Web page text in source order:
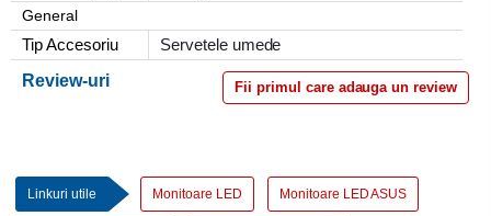
General
Tip Accesoriu Servetele umede
Fii primul care adauga un review
Review-uri
Linkuri utile Monitoare LED Monitoare LED ASUS